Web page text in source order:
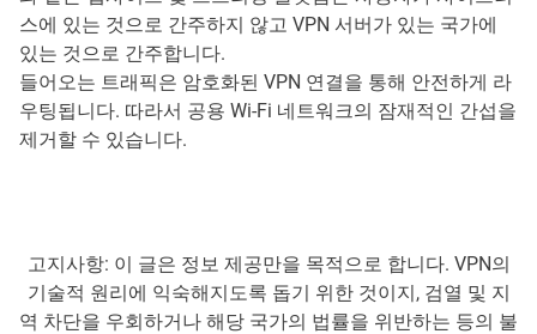
스에 있는 것으로 간주하지 않고 VPN 서버가 있는 국가에
있는 것으로 간주합니다.
들어오는 트래픽은 암호화된 VPN 연결을 통해 안전하게 라
우팅됩니다. 따라서 공용 Wi-Fi 네트워크의 잠재적인 간섭을
제거할 수 있습니다.
고지사항: 이 글은 정보 제공만을 목적으로 합니다. VPN의
기술적 원리에 익숙해지도록 돕기 위한 것이지, 검열 및 지
역 차단을 우회하거나 해당 국가의 법률을 위반하는 등의 불